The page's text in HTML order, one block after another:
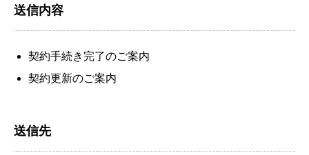
送信内容
契約手続き完了のご案内
契約更新のご案内
送信先